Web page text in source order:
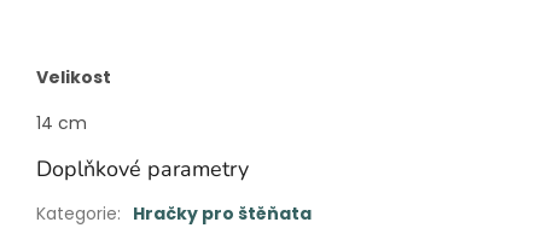
Velikost
14 cm
Doplňkové parametry
Kategorie: Hračky pro štěňata